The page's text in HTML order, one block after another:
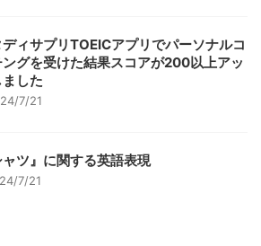
ディサプリTOEICアプリでパーソナルコ
ングを受けた結果スコアが200以上アッ
した
7/21
ャツ』に関する英語表現
7/21